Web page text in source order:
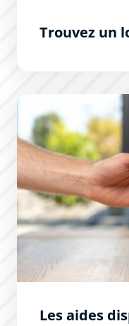
Trouvez un
Les aides disponibles
Les aides